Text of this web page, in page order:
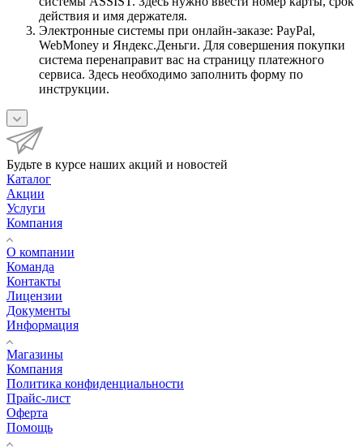
действия и имя держателя.
Электронные системы при онлайн-заказе: PayPal,
WebMoney и Яндекс.Деньги. Для совершения покупки
система перенаправит вас на страницу платежного
сервиса. Здесь необходимо заполнить форму по
инструкции.
Будьте в курсе наших акций и новостей
Каталог
Акции
Услуги
Компания
О компании
Команда
Контакты
Лицензии
Документы
Информация
Магазины
Компания
Политика конфиденциальности
Прайс-лист
Оферта
Помощь